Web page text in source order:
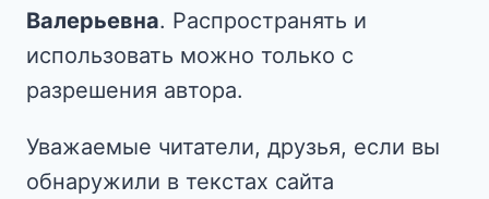
Валерьевна. Распространять и
использовать можно только с
разрешения автора.
Уважаемые читатели, друзья, если вы
обнаружили в текстах сайта